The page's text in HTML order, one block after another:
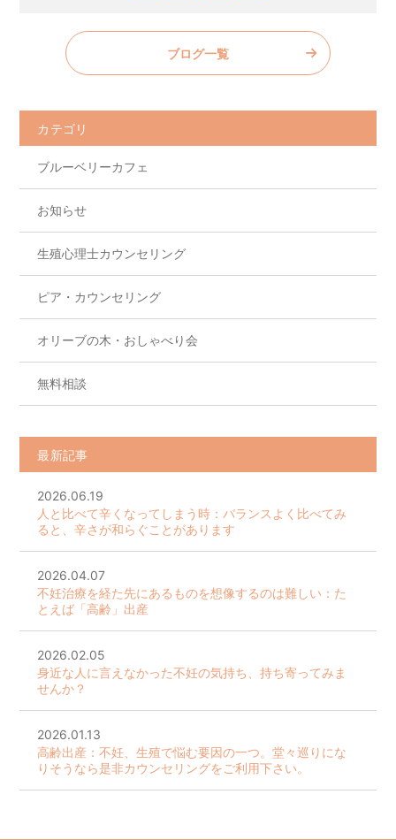
c
e
o
o
k
itt
er
e
ブログ一覧
カテゴリ
ブルーベリーカフェ
お知らせ
生殖心理士カウンセリング
ピア・カウンセリング
オリーブの木・おしゃべり会
無料相談
最新記事
2026.06.19
人と比べて辛くなってしまう時：バランスよく比べてみ
ると、辛さが和らぐことがあります
2026.04.07
不妊治療を経た先にあるものを想像するのは難しい：た
とえば「高齢」出産
2026.02.05
身近な人に言えなかった不妊の気持ち、持ち寄ってみま
せんか？
2026.01.13
高齢出産：不妊、生殖で悩む要因の一つ。堂々巡りにな
りそうなら是非カウンセリングをご利用下さい。